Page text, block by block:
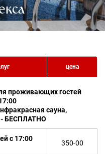
цена
проживающих гостей
сауна,
БЕСПЛАТНО
с 17:00
350-00